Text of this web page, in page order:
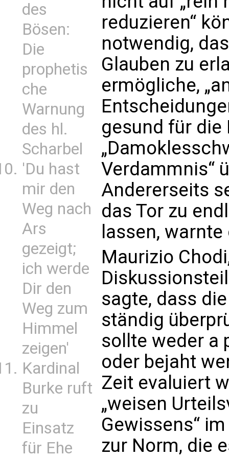
des
Bösen:
Die
prophetis
che
Warnung
des hl.
Scharbel
'Du hast
mir den
Weg nach
Ars
gezeigt;
ich werde
Dir den
Weg zum
Himmel
zeigen'
Kardinal
Burke ruft
zu
Einsatz
für Ehe
reduzieren“
notwendig,
Glauben zu
ermögliche,
gesund für die
Verdammnis“
Andererseits
das Tor zu
lassen,
Maurizio
sagte, dass
ständig
sollte weder a
oder bejaht
Zeit evaluiert
„weisen
Gewissens“
zur Norm, die